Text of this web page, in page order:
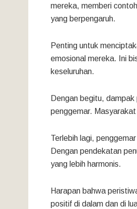
mereka, memberi
yang berpengaruh.
Penting untuk
emosional mereka. Ini
keseluruhan.
Dengan begitu,
penggemar.
Terlebih lagi,
Dengan pendekatan
yang lebih harmonis.
Harapan bahwa
positif di dalam dan di